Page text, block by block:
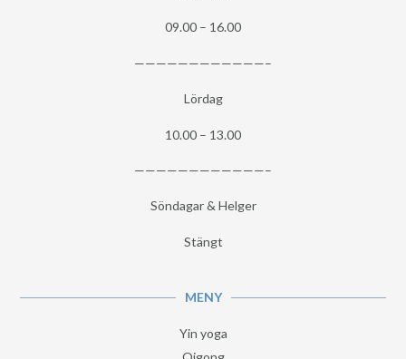
09.00 – 16.00
————————————–
Lördag
10.00 – 13.00
————————————–
Söndagar & Helger
Stängt
MENY
Yin yoga